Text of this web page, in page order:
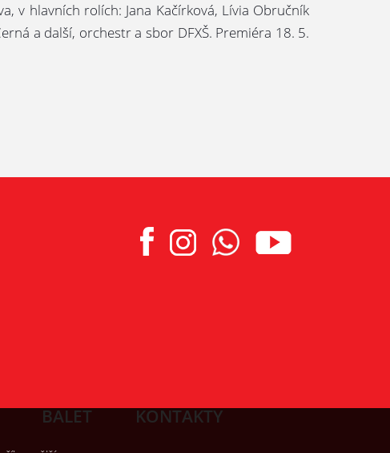
v hlavních rolích: Jana Kačírková, Lívia Obručník
a další, orchestr a sbor DFXŠ. Premiéra 18. 5.
BALET KONTAKTY